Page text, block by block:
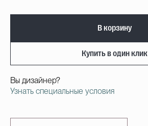
В корзину
Купить в один клик
Вы дизайнер?
Узнать специальные условия